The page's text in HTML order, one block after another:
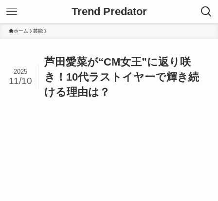
Trend Predator
ホーム 芸能
芦田愛菜が“CM女王”に返り咲
き！10代ラストイヤーで輝き続
ける理由は？
2025
11/10